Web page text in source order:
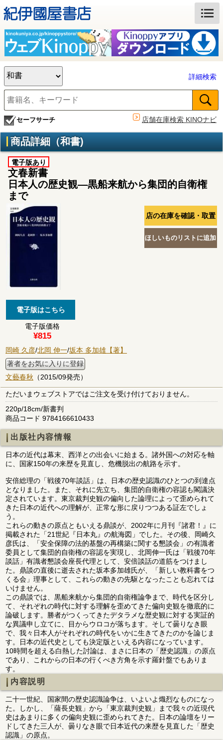
詳細検索
セーフサーチ 店舗在庫検索 KINOナビ
商品詳細（和書)
電子版あり
文春新書
日本人の歴史観―黒船来航から集団的自衛権
まで
電子版価格
¥815
岡崎 久彦/北岡 伸一/坂本 多加雄【著】
著者をお気に入りに登録
文藝春秋 （2015/09発売）
ただいまウェブストアではご注文を受け付けておりません。
220p/18cm/新書判
商品コード 9784166610433
出版社内容情報
日本の近代は幕末、西洋との出会いに始まる。諸外国への対応を軸
に、国家150年の来歴を見直し、危機脱出の航路を示す。
安倍総理の「戦後70年談話」は、日本の歴史認識のひとつの到達点
となりました。また、それに先立ち、集団的自衛権の容認も閣議決
定されています。東京裁判史観の偏向した論理によって歪められて
きた日本の近代への理解が、正常な形に戻りつつある証左でしょ
う。
これらの動きの原点ともいえる鼎談が、2002年に月刊『諸君！』に
掲載された「21世紀『日本丸』の航海図」でした。その後、岡崎久
彦氏は、「安全保障の法的基盤の再構築に関する懇談会」の有識者
委員として集団的自衛権の容認を実現し、北岡伸一氏は「戦後70年
談話」有識者懇談会座長代理として、安倍談話の道筋をつけまし
た。鼎談の直後に逝去された坂本多加雄氏が、「新しい教科書をつ
くる会」理事として、これらの動きの先駆となったことも忘れては
いけません。
この鼎談では、黒船来航から集団的自衛権論争まで、時代を区分し
て、それぞれの時代に対する理解を歪めてきた偏向史観を徹底的に
論破します。勝者がつくってきたデタラメな歴史観に対する実証的
な異議申し立てに、目からウロコが落ちます。そして曇りなき眼
で、我々日本人がそれぞれの時代をいかに生きてきたのかを論じま
す。日本の近代史としても決定版といえる内容になっています。
10時間を超える白熱した討論は、まさに日本の「歴史認識」の原点
であり、これからの日本の行くべき方角を示す羅針盤でもありま
す。
内容説明
二十一世紀、国家間の歴史認識論争は、いよいよ熾烈なものになっ
た。しかし、「薩長史観」から「東京裁判史観」まで我々の近現代
史はあまりに多くの偏向史観に歪められてきた。日本の論壇をリー
ドしてきた三人が、曇りなき眼で日本近代の来歴を見直した「歴史
認識」の原点。